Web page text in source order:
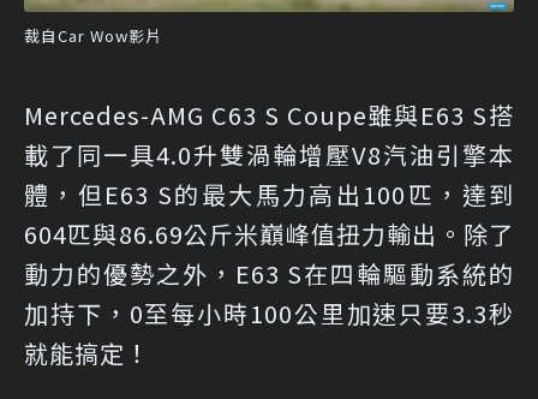
裁自Car Wow影片
Mercedes-AMG C63 S Coupe雖與E63 S搭
載了同一具4.0升雙渦輪增壓V8汽油引擎本
體，但E63 S的最大馬力高出100匹，達到
604匹與86.69公斤米巔峰值扭力輸出。除了
動力的優勢之外，E63 S在四輪驅動系統的
加持下，0至每小時100公里加速只要3.3秒
就能搞定！